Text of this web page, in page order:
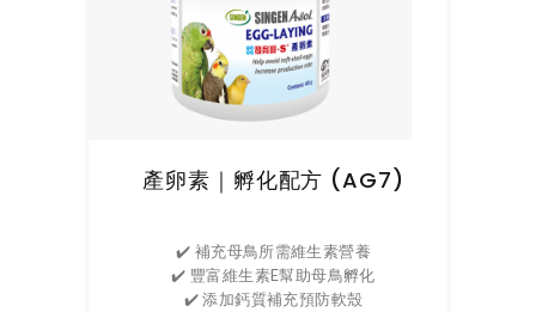
產卵素｜孵化配方 (AG7)
✔️ 補充母鳥所需維生素營養
✔️ 豐富維生素E幫助母鳥孵化
✔️ 添加鈣質補充預防軟殼